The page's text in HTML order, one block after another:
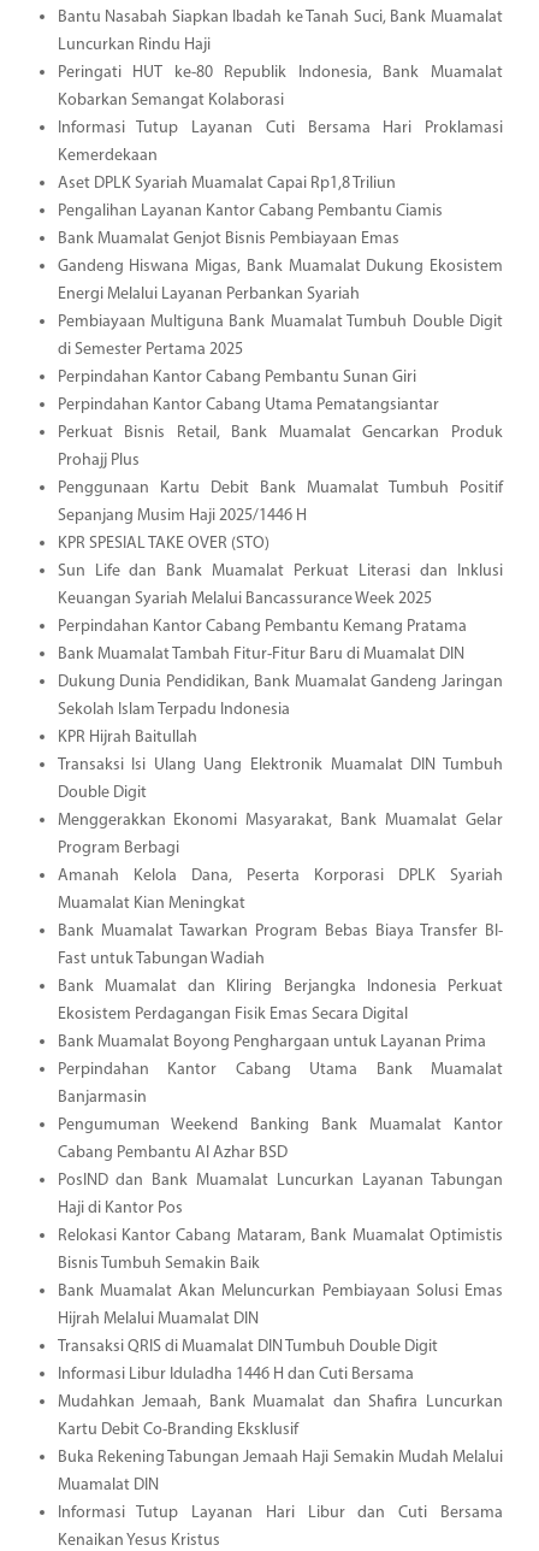
Bantu Nasabah Siapkan Ibadah ke Tanah Suci, Bank Muamalat
Luncurkan Rindu Haji
Peringati HUT ke-80 Republik Indonesia, Bank Muamalat
Kobarkan Semangat Kolaborasi
Informasi Tutup Layanan Cuti Bersama Hari Proklamasi
Kemerdekaan
Aset DPLK Syariah Muamalat Capai Rp1,8 Triliun
Pengalihan Layanan Kantor Cabang Pembantu Ciamis
Bank Muamalat Genjot Bisnis Pembiayaan Emas
Gandeng Hiswana Migas, Bank Muamalat Dukung Ekosistem
Energi Melalui Layanan Perbankan Syariah
Pembiayaan Multiguna Bank Muamalat Tumbuh Double Digit
di Semester Pertama 2025
Perpindahan Kantor Cabang Pembantu Sunan Giri
Perpindahan Kantor Cabang Utama Pematangsiantar
Perkuat Bisnis Retail, Bank Muamalat Gencarkan Produk
Prohajj Plus
Penggunaan Kartu Debit Bank Muamalat Tumbuh Positif
Sepanjang Musim Haji 2025/1446 H
KPR SPESIAL TAKE OVER (STO)
Sun Life dan Bank Muamalat Perkuat Literasi dan Inklusi
Keuangan Syariah Melalui Bancassurance Week 2025
Perpindahan Kantor Cabang Pembantu Kemang Pratama
Bank Muamalat Tambah Fitur-Fitur Baru di Muamalat DIN
Dukung Dunia Pendidikan, Bank Muamalat Gandeng Jaringan
Sekolah Islam Terpadu Indonesia
KPR Hijrah Baitullah
Transaksi Isi Ulang Uang Elektronik Muamalat DIN Tumbuh
Double Digit
Menggerakkan Ekonomi Masyarakat, Bank Muamalat Gelar
Program Berbagi
Amanah Kelola Dana, Peserta Korporasi DPLK Syariah
Muamalat Kian Meningkat
Bank Muamalat Tawarkan Program Bebas Biaya Transfer BI-
Fast untuk Tabungan Wadiah
Bank Muamalat dan Kliring Berjangka Indonesia Perkuat
Ekosistem Perdagangan Fisik Emas Secara Digital
Bank Muamalat Boyong Penghargaan untuk Layanan Prima
Perpindahan Kantor Cabang Utama Bank Muamalat
Banjarmasin
Pengumuman Weekend Banking Bank Muamalat Kantor
Cabang Pembantu Al Azhar BSD
PosIND dan Bank Muamalat Luncurkan Layanan Tabungan
Haji di Kantor Pos
Relokasi Kantor Cabang Mataram, Bank Muamalat Optimistis
Bisnis Tumbuh Semakin Baik
Bank Muamalat Akan Meluncurkan Pembiayaan Solusi Emas
Hijrah Melalui Muamalat DIN
Transaksi QRIS di Muamalat DIN Tumbuh Double Digit
Informasi Libur Iduladha 1446 H dan Cuti Bersama
Mudahkan Jemaah, Bank Muamalat dan Shafira Luncurkan
Kartu Debit Co-Branding Eksklusif
Buka Rekening Tabungan Jemaah Haji Semakin Mudah Melalui
Muamalat DIN
Informasi Tutup Layanan Hari Libur dan Cuti Bersama
Kenaikan Yesus Kristus